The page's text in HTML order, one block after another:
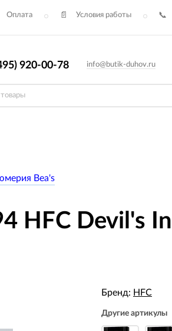
Оплата Условия работы
920-00-78 info@butik-duhov.ru
Bea's
HFC Devil's
Бренд: HFC
Другие артикулы